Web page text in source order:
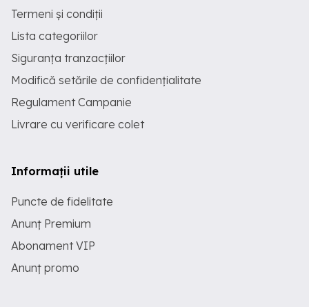
Termeni și condiții
Lista categoriilor
Siguranța tranzacțiilor
Modifică setările de confidențialitate
Regulament Campanie
Livrare cu verificare colet
Informații utile
Puncte de fidelitate
Anunț Premium
Abonament VIP
Anunț promo